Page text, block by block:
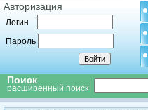
Авторизация
Логин
Пароль
Поиск
расширенный поиск